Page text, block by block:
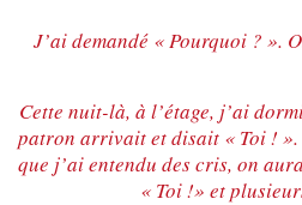
J’ai demandé « Pourquoi ? ».
Cette nuit-là, à l’étage, j’ai
patron arrivait et disait « Toi ! ».
que j’ai entendu des cris, on
« Toi !» et